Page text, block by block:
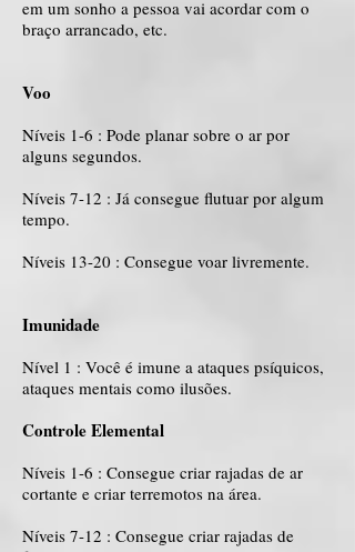
em um sonho a pessoa vai acordar com o
braço arrancado, etc.
Voo
Níveis 1-6 : Pode planar sobre o ar por
alguns segundos.
Níveis 7-12 : Já consegue flutuar por algum
tempo.
Níveis 13-20 : Consegue voar livremente.
Imunidade
Nível 1 : Você é imune a ataques psíquicos,
ataques mentais como ilusões.
Controle Elemental
Níveis 1-6 : Consegue criar rajadas de ar
cortante e criar terremotos na área.
Níveis 7-12 : Consegue criar rajadas de